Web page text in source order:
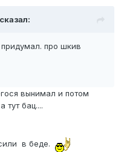
про шкив
вынимал и потом
тут бац....
в беде.